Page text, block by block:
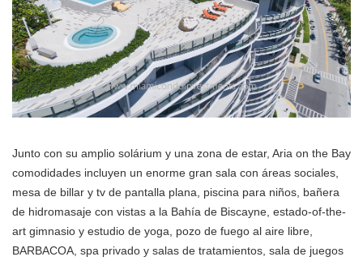
Junto con su amplio solárium y una zona de estar, Aria on the Bay
comodidades incluyen un enorme gran sala con áreas sociales,
mesa de billar y tv de pantalla plana, piscina para niños, bañera
de hidromasaje con vistas a la Bahía de Biscayne, estado-of-the-
art gimnasio y estudio de yoga, pozo de fuego al aire libre,
BARBACOA, spa privado y salas de tratamientos, sala de juegos